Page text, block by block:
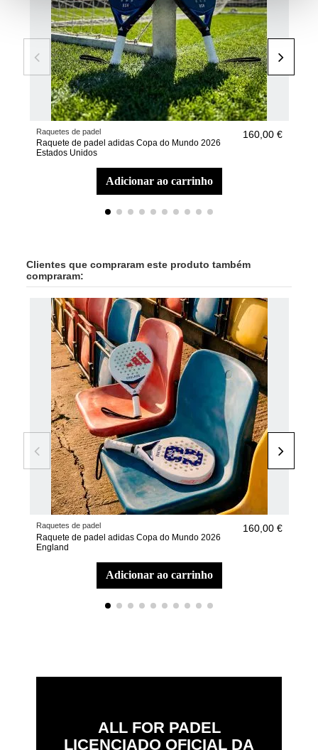
Raquetes de padel
Raquete de padel adidas Copa do Mundo 2026
Estados Unidos
160,00 €
adicionar ao carrinho
Clientes que compraram este produto também
compraram:
Raquetes de padel
Raquete de padel adidas Copa do Mundo 2026
England
160,00 €
adicionar ao carrinho
ALL FOR PADEL
LICENCIADO OFICIAL DA